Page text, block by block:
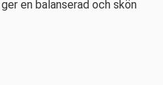
en balanserad och skön